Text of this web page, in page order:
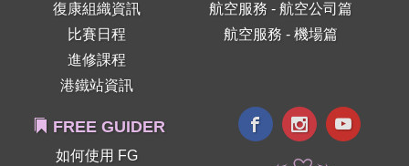
復康組織資訊
比賽日程
進修課程
港鐵站資訊
航空服務 - 航空公司篇
航空服務 - 機場篇
FREE GUIDER
如何使用 FG